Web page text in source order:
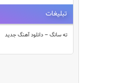
تبلیغات
ته سانگ – دانلود آهنگ جدید